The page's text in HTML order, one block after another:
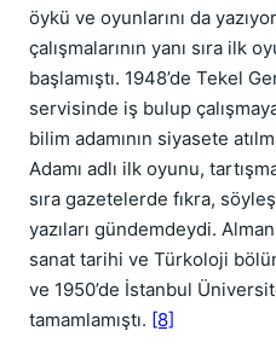
öykü ve oyunlarını da
çalışmalarının yanı sıra ilk
başlamıştı. 1948’de Tekel
servisinde iş bulup
bilim adamının siyasete
Adamı adlı ilk oyunu,
sıra gazetelerde fıkra,
yazıları gündemdeydi.
sanat tarihi ve Türkoloji
ve 1950’de İstanbul
tamamlamıştı. [8]